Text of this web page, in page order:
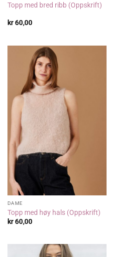
Topp med bred ribb (Oppskrift)
kr60,00
DAME
Topp med høy hals (Oppskrift)
kr60,00